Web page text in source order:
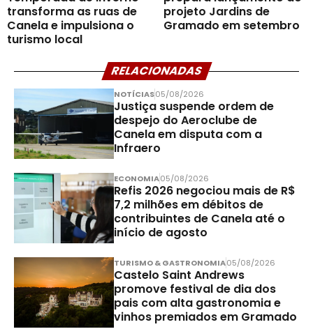
transforma as ruas de
Canela e impulsiona o
turismo local
projeto Jardins de
Gramado em setembro
RELACIONADAS
NOTÍCIAS05/08/2026
Justiça suspende ordem de
despejo do Aeroclube de
Canela em disputa com a
Infraero
ECONOMIA05/08/2026
Refis 2026 negociou mais de R$
7,2 milhões em débitos de
contribuintes de Canela até o
início de agosto
TURISMO & GASTRONOMIA05/08/2026
Castelo Saint Andrews
promove festival de dia dos
pais com alta gastronomia e
vinhos premiados em Gramado